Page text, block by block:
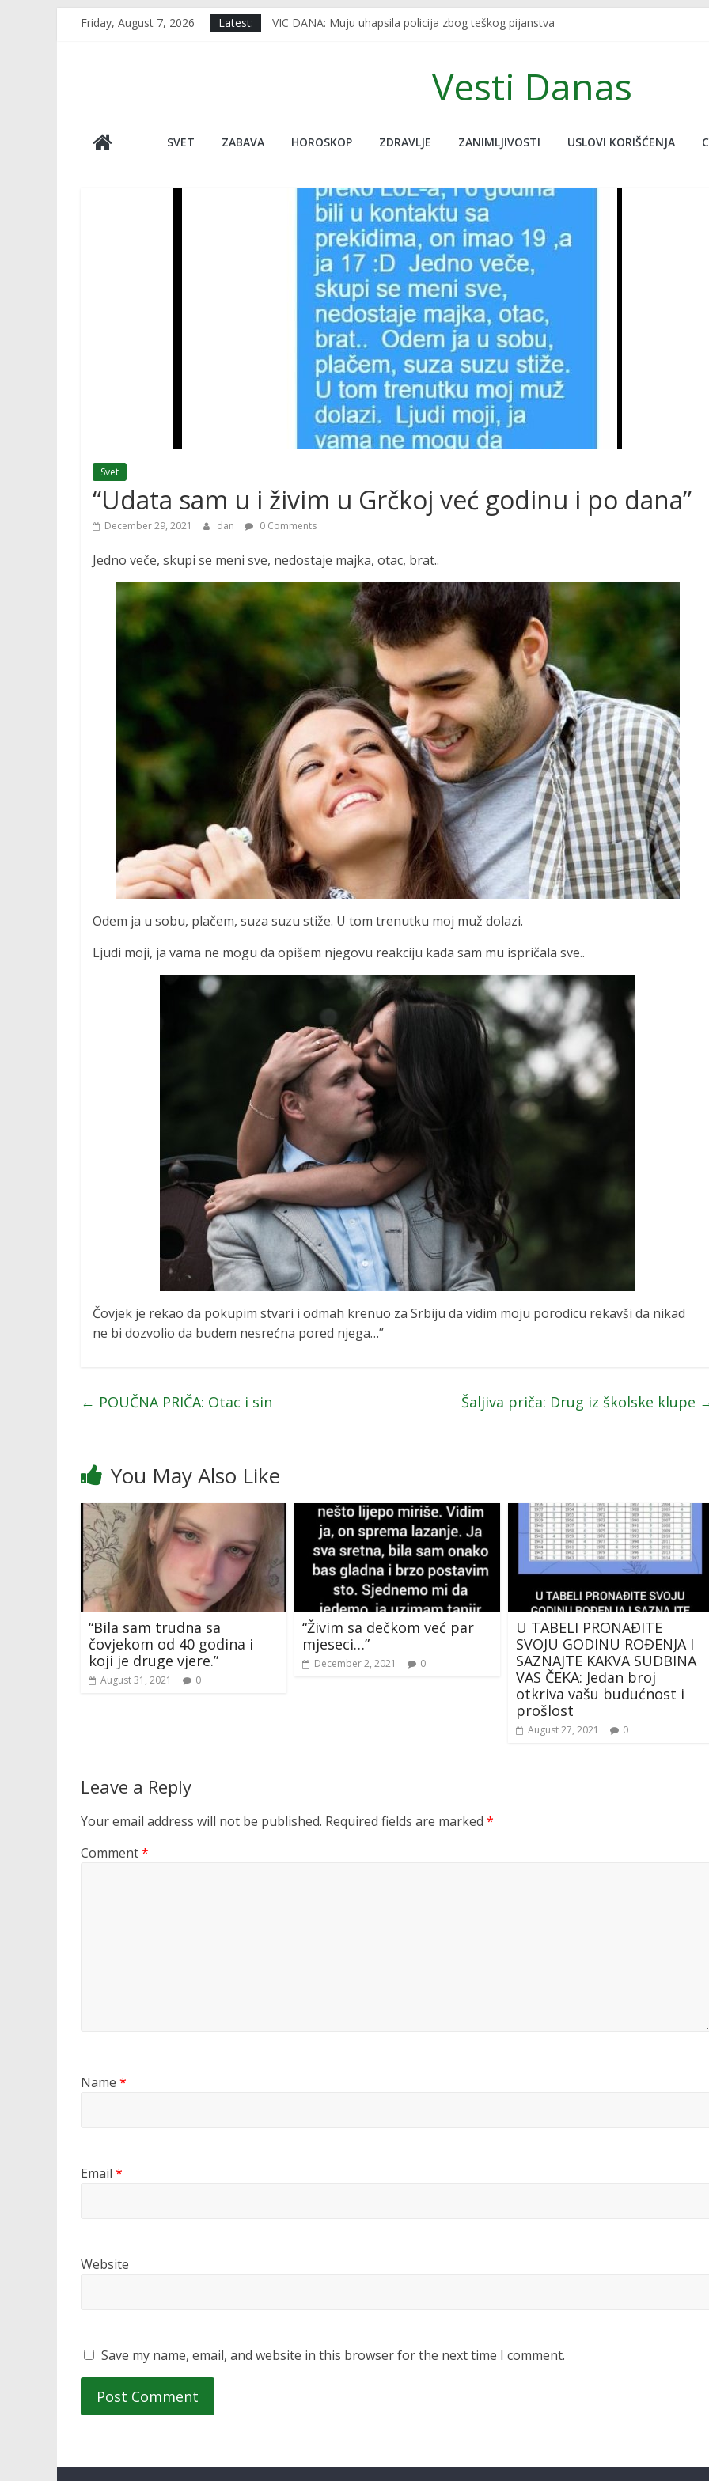
Friday, August 7, 2026 Latest:
VIC DANA: Muju uhapsila policija zbog teškog pijanstva
VIDEO Usred javljanja uživo udario potres od 7.5, novinar jedva ostao na nogama￼
Japan, kao da nije na ovoj planeti, pogledajte ove neobične stvari koje nude,
Vesti Danas
SVET ZABAVA HOROSKOP ZDRAVLJE ZANIMLJIVOSTI USLOVI KORIŠĆENJA
Svet
“Udata sam u i živim u Grčkoj već godinu i po dana”
December 29, 2021 dan 0 Comments
Jedno veče, skupi se meni sve, nedostaje majka, otac, brat..
Odem ja u sobu, plačem, suza suzu stiže. U tom trenutku moj muž dolazi.
Ljudi moji, ja vama ne mogu da opišem njegovu reakciju kada sam mu ispričala sve..
Čovjek je rekao da pokupim stvari i odmah krenuo za Srbiju da vidim moju porodicu rekavši da nikad
ne bi dozvolio da budem nesrećna pored njega…”
← POUČNA PRIČA: Otac i sin Šaljiva priča: Drug iz školske klupe
You May Also Like
“Bila sam trudna sa
čovjekom od 40 godina i
koji je druge vjere.”
August 31, 2021 0
“Živim sa dečkom već par
mjeseci…”
December 2, 2021 0
U TABELI PRONAĐITE
SVOJU GODINU ROĐENJA I
SAZNAJTE KAKVA SUDBINA
VAS ČEKA: Jedan broj
otkriva vašu budućnost i
prošlost
August 27, 2021 0
Leave a Reply
Your email address will not be published. Required fields are marked *
Comment*
Name *
Email *
Website
Save my name, email, and website in this browser for the next time I comment.